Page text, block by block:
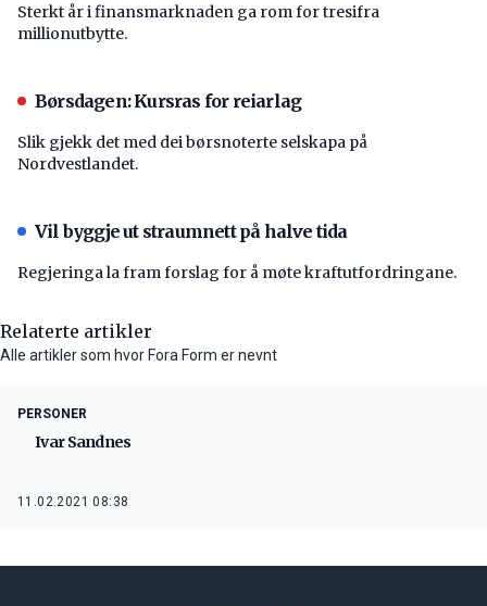
Sterkt år i finansmarknaden ga rom for tresifra
millionutbytte.
Børsdagen: Kursras for reiarlag
Slik gjekk det med dei børsnoterte selskapa på
Nordvestlandet.
Vil byggje ut straumnett på halve tida
Regjeringa la fram forslag for å møte kraftutfordringane.
Relaterte artikler
Alle artikler som hvor Fora Form er nevnt
PERSONER
Ivar Sandnes
11.02.2021 08:38